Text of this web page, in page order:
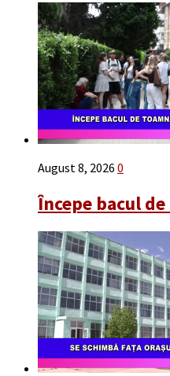
August 8, 2026 0
Începe bacul